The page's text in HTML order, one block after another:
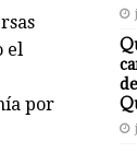
el
por